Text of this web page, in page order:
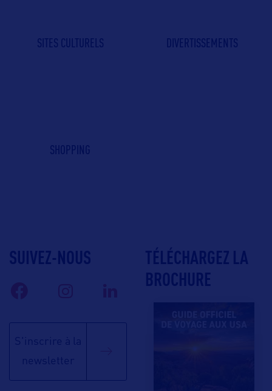
SITES CULTURELS DIVERTISSEMENTS
SHOPPING
SUIVEZ-NOUS
S'inscrire à la
newsletter
TÉLÉCHARGEZ LA
BROCHURE